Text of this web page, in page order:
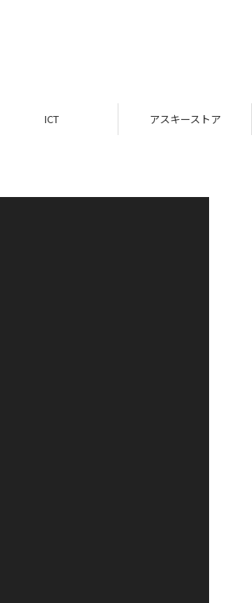
ICT アスキーストア